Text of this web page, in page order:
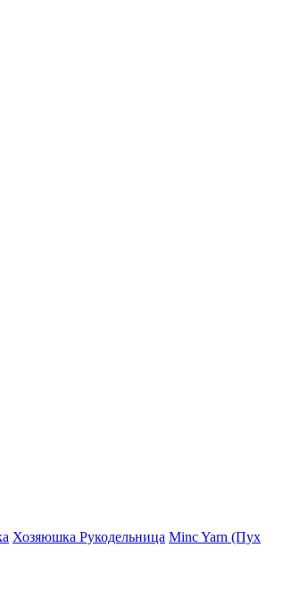
Хозяюшка Рукодельница Minc Yarn (Пух